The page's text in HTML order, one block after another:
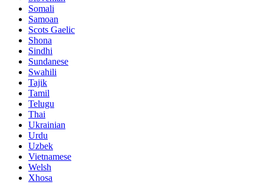
Somali
Samoan
Scots Gaelic
Shona
Sindhi
Sundanese
Swahili
Tajik
Tamil
Telugu
Thai
Ukrainian
Urdu
Uzbek
Vietnamese
Welsh
Xhosa